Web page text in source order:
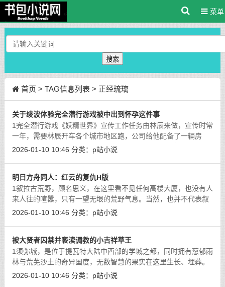
菜单
搜索
首页 > TAG信息列表 > 正经琉璃
关于绫波体验完全潜行游戏被中出到怀孕这件事
1完全潜行游戏《妖精世界》宣传工作任务由林辰来做，宣传时常
一年，需要林辰开车各个城市地区跑，公司给他配备了一辆房
车，潜行设备一应俱全，所有劳务费用公司全包。虽然开车到处
2026-01-10 10:46 分类： p站小说
明日方舟同人：红云的复仇H版
1叙拉古荒野，顾名思义，在这里看不见任何高楼大厦，也没有人
来人往的喧嚣，只有一望无垠的荒野气息。当然，也并不代表叙
拉古没有城市，只是城市与荒野相距较远，身处杂草丛生，风沙
2026-01-10 10:46 分类： p站小说
被大贤者囚禁并亵渎调教的小吉祥草王
1须弥城，是位于提瓦特大陆中西部的学城之都，同时拥有葱郁雨
林与荒芜沙土的奇异国度，无数智慧的果实在这里生长、埋葬。
无论是穿越丛林踏上学城的台阶，还是深入沙漠挖掘赤土的遗
2026-01-10 10:46 分类： p站小说